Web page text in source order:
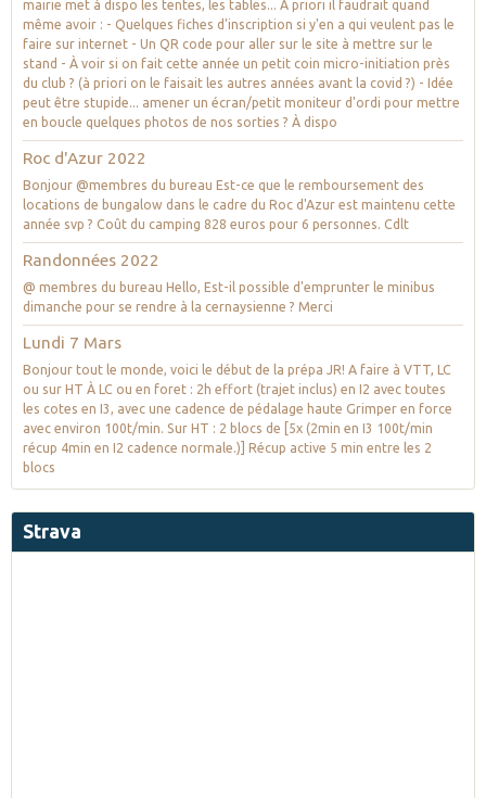
mairie met à dispo les tentes, les tables... À priori il faudrait quand
même avoir : - Quelques fiches d'inscription si y'en a qui veulent pas le
faire sur internet - Un QR code pour aller sur le site à mettre sur le
stand - À voir si on fait cette année un petit coin micro-initiation près
du club ? (à priori on le faisait les autres années avant la covid ?) - Idée
peut être stupide... amener un écran/petit moniteur d'ordi pour mettre
en boucle quelques photos de nos sorties ? À dispo
Roc d'Azur 2022
Bonjour @membres du bureau Est-ce que le remboursement des
locations de bungalow dans le cadre du Roc d'Azur est maintenu cette
année svp ? Coût du camping 828 euros pour 6 personnes. Cdlt
Randonnées 2022
@ membres du bureau Hello, Est-il possible d'emprunter le minibus
dimanche pour se rendre à la cernaysienne ? Merci
Lundi 7 Mars
Bonjour tout le monde, voici le début de la prépa JR! A faire à VTT, LC
ou sur HT À LC ou en foret : 2h effort (trajet inclus) en I2 avec toutes
les cotes en I3, avec une cadence de pédalage haute Grimper en force
avec environ 100t/min. Sur HT : 2 blocs de [5x (2min en I3 100t/min
récup 4min en I2 cadence normale.)] Récup active 5 min entre les 2
blocs
Strava